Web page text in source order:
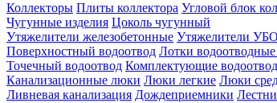
Коллекторы Плиты коллектора Угловой блок
Чугунные изделия Цоколь чугунный
Утяжелители железобетонные Утяжелители УБО
Поверхностный водоотвод Лотки
Точечный водоотвод Комплектующие
Канализационные люки Люки легкие Люки
Ливневая канализация Дождеприемники